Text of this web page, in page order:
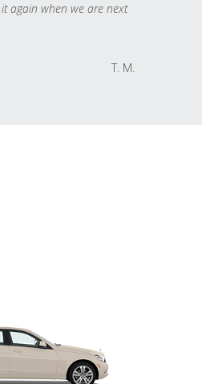
again when we are next
T. M.